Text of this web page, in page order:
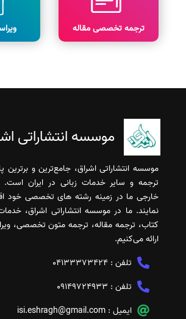
ترجمه تخصصی مقاله
موسسه انتشاراتی
موسسه انتشاراتی اشراق، جامع‌ترین و برترین
ترجمه و سایر خدمات زبانی در ایران است.
خارجی ما در زمینه رشته های تخصصی خود
نمایند. ما در موسسه انتشاراتی اشراق،
کتاب، ترجمه مقاله، ترجمه متون تخصصی،
ارائه می‌کنیم.
تلفن : 04133373424
تلفن : 09149724933
ایمیل : isi.eshragh@gmail.com